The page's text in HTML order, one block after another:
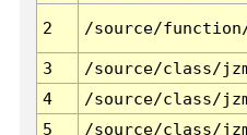
2 /source/
3 /source/class/
4
/source/class/
5
/source/class/